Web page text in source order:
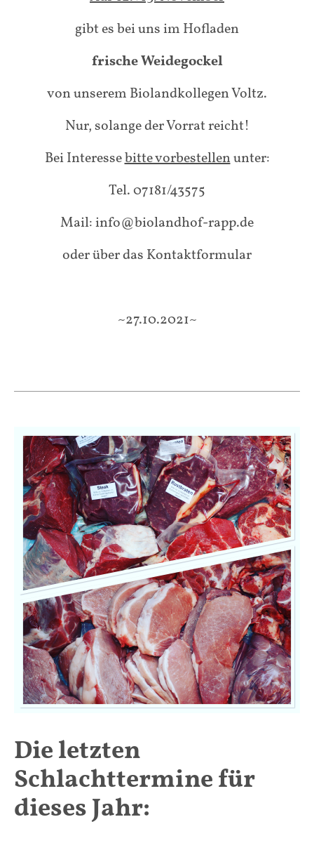
gibt es bei uns im Hofladen
frische Weidegockel
von unserem Biolandkollegen Voltz.
Nur, solange der Vorrat reicht!
Bei Interessebitte vorbestellenunter:
Tel. 07181/43575
Mail: info@biolandhof-rapp.de
oder über das Kontaktformular
~27.10.2021~
Die letzten
Schlachttermine für
dieses Jahr: